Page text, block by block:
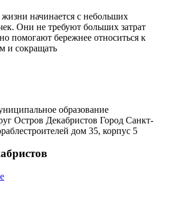
начинается с небольших
Они не требуют больших затрат
помогают бережнее относиться к
и сокращать
образование
Остров Декабристов Город Санкт-
дом 35, корпус 5